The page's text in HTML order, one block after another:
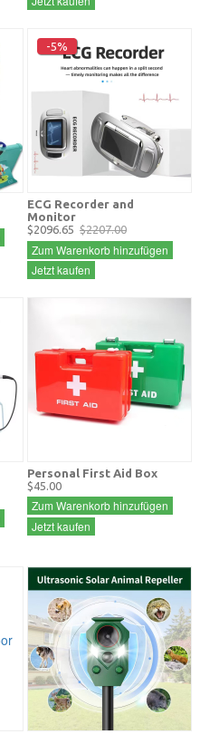
-5%
ECG Recorder and
Monitor
$2096.65 $2207.00
Zum Warenkorb hinzufügen
Jetzt kaufen
Personal First Aid Box
$45.00
Zum Warenkorb hinzufügen
Jetzt kaufen